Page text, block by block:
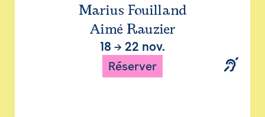
Marius Fouilland
Aimé Rauzier
18 → 22 nov.
Réserver